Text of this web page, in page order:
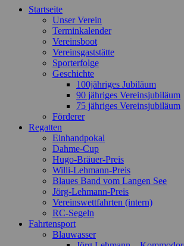
Startseite
Unser Verein
Terminkalender
Vereinsboot
Vereinsgaststätte
Sporterfolge
Geschichte
100jähriges Jubiläum
90 jähriges Vereinsjubiläum
75 jähriges Vereinsjubiläum
Förderer
Regatten
Einhandpokal
Dahme-Cup
Hugo-Bräuer-Preis
Willi-Lehmann-Preis
Blaues Band vom Langen See
Jörg-Lehmann-Preis
Vereinswettfahrten (intern)
RC-Segeln
Fahrtensport
Blauwasser